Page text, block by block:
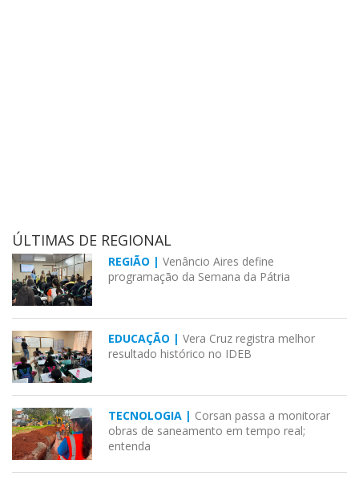
ÚLTIMAS DE REGIONAL
REGIÃO | Venâncio Aires define
programação da Semana da Pátria
EDUCAÇÃO | Vera Cruz registra melhor
resultado histórico no IDEB
TECNOLOGIA | Corsan passa a monitorar
obras de saneamento em tempo real;
entenda